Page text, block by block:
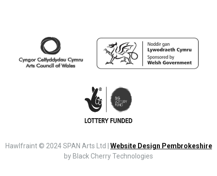
Hawlfraint © 2024 SPAN Arts Ltd | Website Design Pembrokeshire
by Black Cherry Technologies